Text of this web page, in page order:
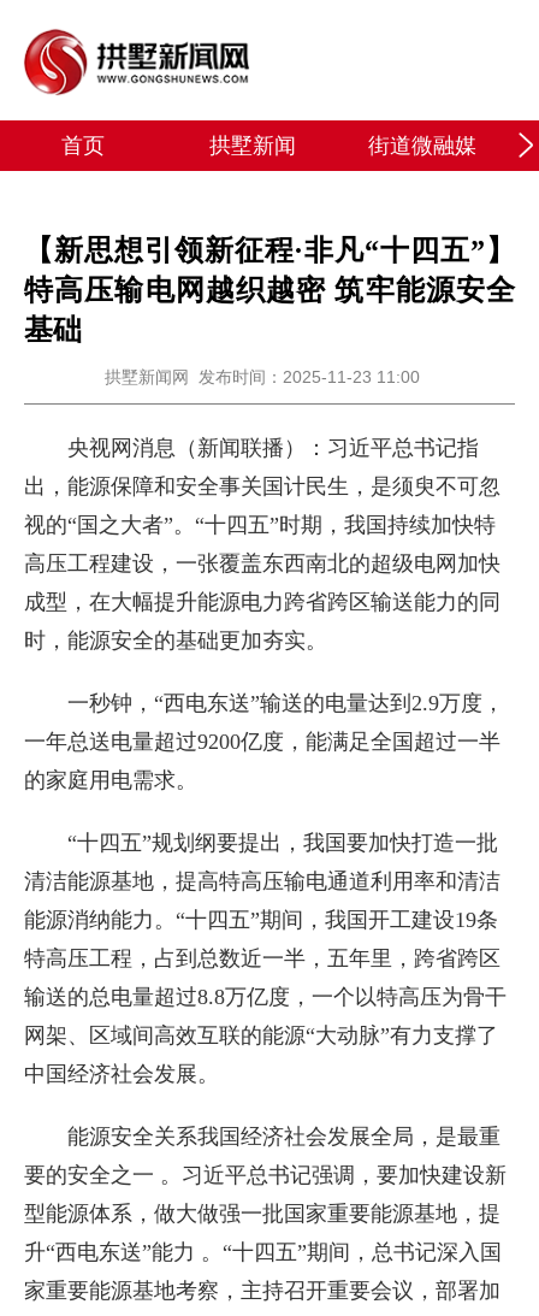
首页 拱墅新闻 街道微融媒
【新思想引领新征程·非凡“十四五”】
特高压输电网越织越密 筑牢能源安全
基础
拱墅新闻网 发布时间：2025-11-23 11:00
央视网消息（新闻联播）：习近平总书记指
出，能源保障和安全事关国计民生，是须臾不可忽
视的“国之大者”。“十四五”时期，我国持续加快特
高压工程建设，一张覆盖东西南北的超级电网加快
成型，在大幅提升能源电力跨省跨区输送能力的同
时，能源安全的基础更加夯实。
一秒钟，“西电东送”输送的电量达到2.9万度，
一年总送电量超过9200亿度，能满足全国超过一半
的家庭用电需求。
“十四五”规划纲要提出，我国要加快打造一批
清洁能源基地，提高特高压输电通道利用率和清洁
能源消纳能力。“十四五”期间，我国开工建设19条
特高压工程，占到总数近一半，五年里，跨省跨区
输送的总电量超过8.8万亿度，一个以特高压为骨干
网架、区域间高效互联的能源“大动脉”有力支撑了
中国经济社会发展。
能源安全关系我国经济社会发展全局，是最重
要的安全之一 。习近平总书记强调，要加快建设新
型能源体系，做大做强一批国家重要能源基地，提
升“西电东送”能力 。“十四五”期间，总书记深入国
家重要能源基地考察，主持召开重要会议，部署加